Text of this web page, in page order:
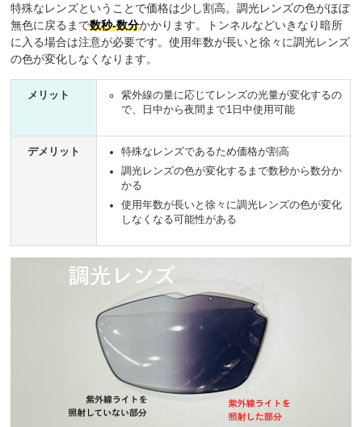
特殊なレンズということで価格は少し割高。調光レンズの色がほぼ
無色に戻るまで数秒-数分かかります。トンネルなどいきなり暗所
に入る場合は注意が必要です。使用年数が長いと徐々に調光レンズ
の色が変化しなくなります。
メリット
紫外線の量に応じてレンズの光量が変化するの
で、日中から夜間まで1日中使用可能
デメリット
特殊なレンズであるため価格が割高
調光レンズの色が変化するまで数秒から数分か
かる
使用年数が長いと徐々に調光レンズの色が変化
しなくなる可能性がある